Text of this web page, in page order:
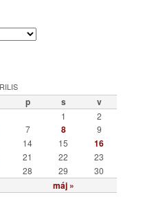
p s v
máj »
1
2
7 8
9
14 15
16
21 22
23
28 29 30